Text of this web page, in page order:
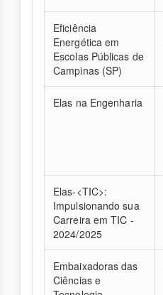
Eficiência
Energética em
Escolas Públicas de
Campinas (SP)
Elas na Engenharia
Elas-<TIC>:
Impulsionando sua
Carreira em TIC -
2024/2025
Embaixadoras das
Ciências e